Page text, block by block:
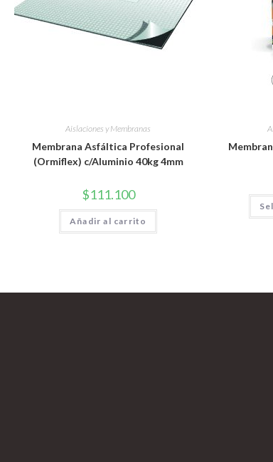
Aislaciones y Membranas
Membrana Asfáltica Profesional
(Ormiflex) c/Aluminio 40kg 4mm
$111.100
Añadir al carrito